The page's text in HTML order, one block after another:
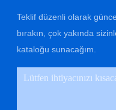
Teklif düzenli olarak
bırakın, çok yakında
kataloğu sunacağım.